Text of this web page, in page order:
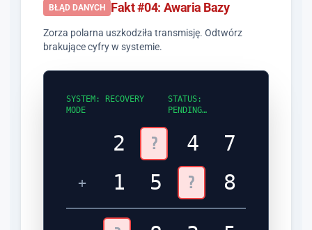
BŁĄD DANYCH Fakt #04: Awaria Bazy
Zorza polarna uszkodziła transmisję. Odtwórz
brakujące cyfry w systemie.
SYSTEM: RECOVERY
MODE
STATUS:
PENDING…
2 4 7
+ 1 5 8